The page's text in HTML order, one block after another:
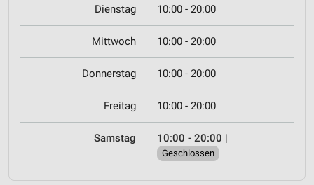
Dienstag 10:00 - 20:00
Mittwoch 10:00 - 20:00
Donnerstag 10:00 - 20:00
Freitag 10:00 - 20:00
Samstag 10:00 - 20:00 |
Geschlossen